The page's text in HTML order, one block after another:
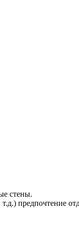
стены.
предпочтение